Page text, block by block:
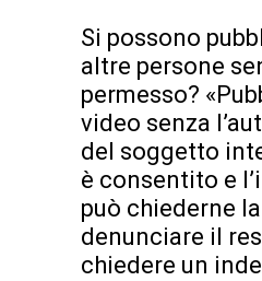
Si possono
altre persone
permesso?
video senza
del soggetto
è consentito e
può chiederne
denunciare il
chiedere un